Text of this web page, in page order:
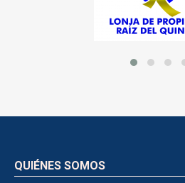
QUIÉNES SOMOS